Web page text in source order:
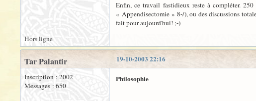
Enfin, ce travail fastidieux reste à compléter.
« Appendisectomie » 8-/), ou des discussions
fait pour aujourd'hui! ;-)
Hors ligne
19-10-2003 22:16
Tar Palantir
Inscription : 2002
Messages : 650
Philosophie